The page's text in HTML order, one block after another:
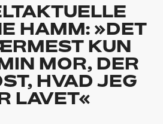
HAMM: »DET
KUN
MOR, DER
HVAD JEG
LAVET«